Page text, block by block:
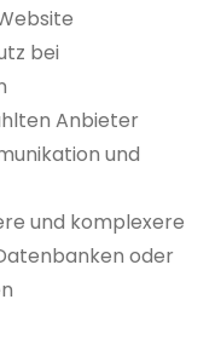
bei
Anbieter
und
und komplexere
oder